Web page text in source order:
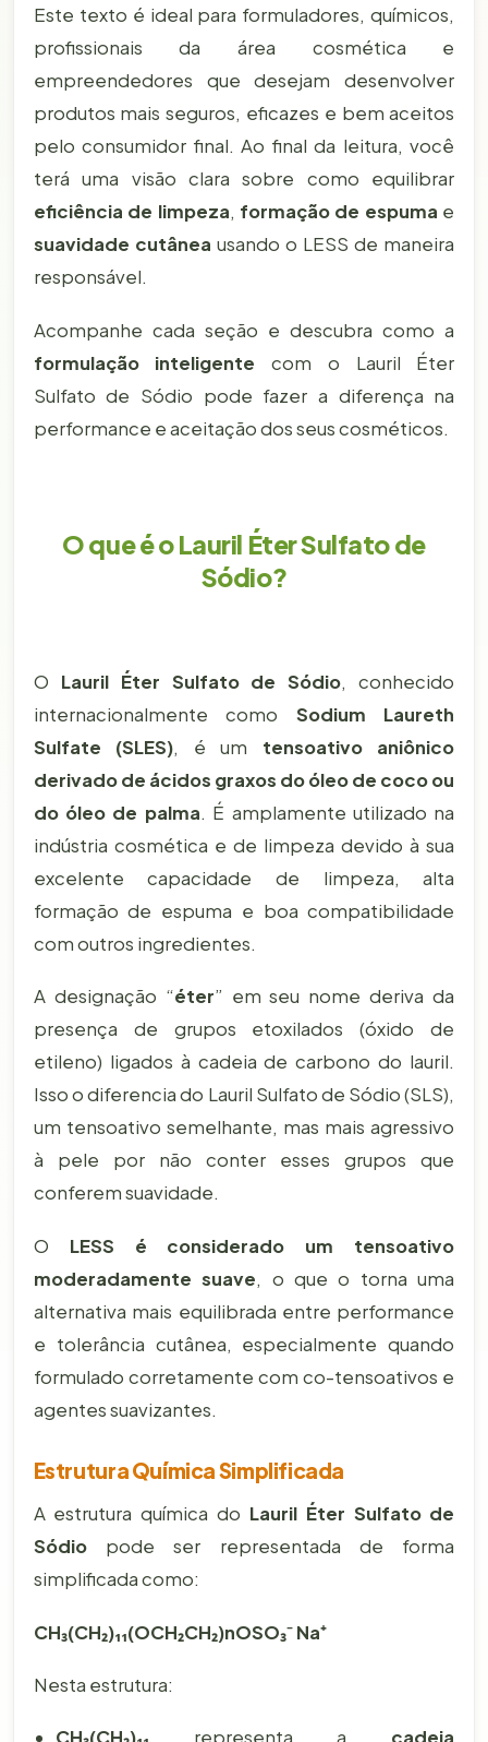
Este texto é ideal para formuladores, químicos,
profissionais da área cosmética e
empreendedores que desejam desenvolver
produtos mais seguros, eficazes e bem aceitos
pelo consumidor final. Ao final da leitura, você
terá uma visão clara sobre como equilibrar
eficiência de limpeza, formação de espuma e
suavidade cutânea usando o LESS de maneira
responsável.
Acompanhe cada seção e descubra como a
formulação inteligente com o Lauril Éter
Sulfato de Sódio pode fazer a diferença na
performance e aceitação dos seus cosméticos.
O que é o Lauril Éter Sulfato de
Sódio?
O Lauril Éter Sulfato de Sódio, conhecido
internacionalmente como Sodium Laureth
Sulfate (SLES), é um tensoativo aniônico
derivado de ácidos graxos do óleo de coco ou
do óleo de palma. É amplamente utilizado na
indústria cosmética e de limpeza devido à sua
excelente capacidade de limpeza, alta
formação de espuma e boa compatibilidade
com outros ingredientes.
A designação “éter” em seu nome deriva da
presença de grupos etoxilados (óxido de
etileno) ligados à cadeia de carbono do lauril.
Isso o diferencia do Lauril Sulfato de Sódio (SLS),
um tensoativo semelhante, mas mais agressivo
à pele por não conter esses grupos que
conferem suavidade.
O LESS é considerado um tensoativo
moderadamente suave, o que o torna uma
alternativa mais equilibrada entre performance
e tolerância cutânea, especialmente quando
formulado corretamente com co-tensoativos e
agentes suavizantes.
Estrutura Química Simplificada
A estrutura química do Lauril Éter Sulfato de
Sódiopode ser representada de forma
simplificada como:
CH₃(CH₂)₁₁(OCH₂CH₂)nOSO₃⁻ Na⁺
Nesta estrutura:
CH₃(CH₂)₁₁ representa a cadeia